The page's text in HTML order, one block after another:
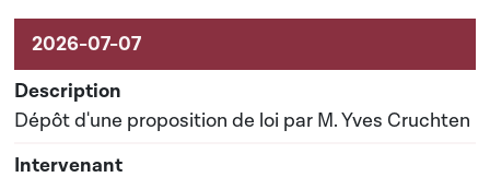
Dépôt d'une proposition de loi par M. Yves Cruchten